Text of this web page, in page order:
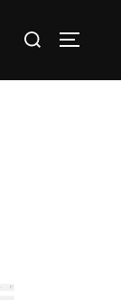
Suchen